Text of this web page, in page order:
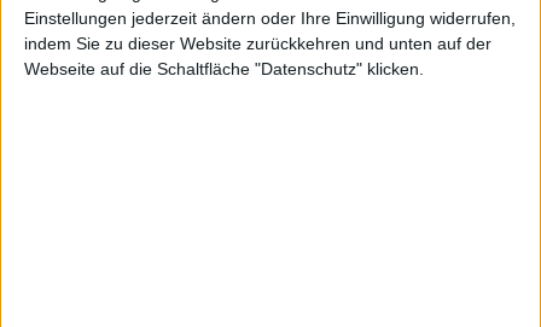
Einstellungen jederzeit ändern oder Ihre Einwilligung widerrufen,
indem Sie zu dieser Website zurückkehren und unten auf der
Webseite auf die Schaltfläche "Datenschutz" klicken.